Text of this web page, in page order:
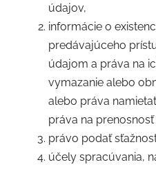
údajov,
informácie o
predávajúceho
údajom a práva na
vymazanie alebo
alebo práva
práva na
právo podať
účely spracúvania,